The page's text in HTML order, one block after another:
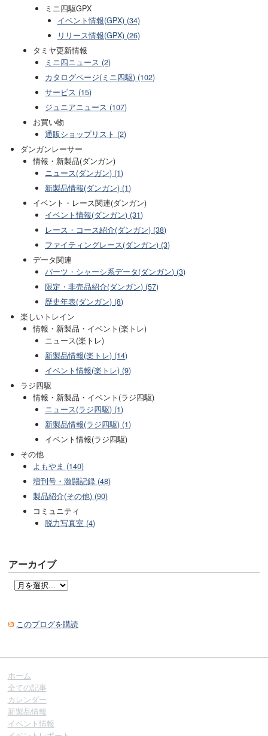
ミニ四駆GPX
イベント情報(GPX) (34)
リリース情報(GPX) (26)
タミヤ更新情報
ミニ四ニュース (2)
カタログページ(ミニ四駆) (102)
サービス (15)
ジュニアニュース (107)
お買い物
通販ショップリスト (2)
ダンガンレーサー
情報・新製品(ダンガン)
ニュース(ダンガン) (1)
新製品情報(ダンガン) (1)
イベント・レース関連(ダンガン)
イベント情報(ダンガン) (31)
レース・コース紹介(ダンガン) (38)
ファイティングレース(ダンガン) (3)
データ関連
パーツ・シャーシ系データ(ダンガン) (3)
限定・非売品紹介(ダンガン) (57)
歴史年表(ダンガン) (8)
楽しいトレイン
情報・新製品・イベント(楽トレ)
ニュース(楽トレ)
新製品情報(楽トレ) (14)
イベント情報(楽トレ) (9)
ラジ四駆
情報・新製品・イベント(ラジ四駆)
ニュース(ラジ四駆) (1)
新製品情報(ラジ四駆) (1)
イベント情報(ラジ四駆)
その他
よもやま (140)
増刊号・激闘記録 (48)
製品紹介(その他) (90)
コミュニティ
脱力写真室 (4)
アーカイブ
このブログを購読
ホーム
全ての記事
カレンダー
新製品情報
イベント情報